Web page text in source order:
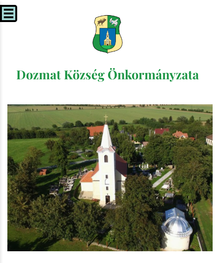
Dozmat Község Önkormányzata